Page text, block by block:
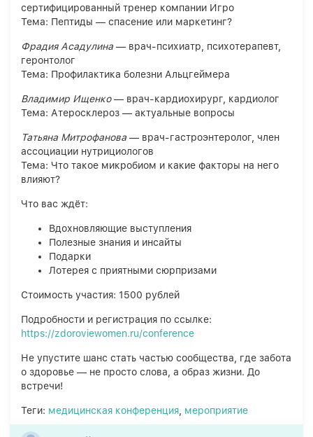
сертифицированный тренер компании Игро
Тема: Пептиды — спасение или маркетинг?
Фрадия Асадулина — врач-психиатр, психотерапевт,
геронтолог
Тема: Профилактика болезни Альцгеймера
Владимир Ищенко— врач-кардиохирург, кардиолог
Тема: Атеросклероз — актуальные вопросы
Татьяна Митрофанова — врач-гастроэнтеролог, член
ассоциации нутрициологов
Тема: Что такое микробиом и какие факторы на него
влияют?
Что вас ждёт:
Вдохновляющие выступления
Полезные знания и инсайты
Подарки
Лотерея с приятными сюрпризами
Стоимость участия: 1500 рублей
Подробности и регистрация по ссылке:
https://zdoroviewomen.ru/conference
Не упустите шанс стать частью сообщества, где забота
о здоровье — не просто слова, а образ жизни. До
встречи!
Теги: медицинская конференция мероприятие